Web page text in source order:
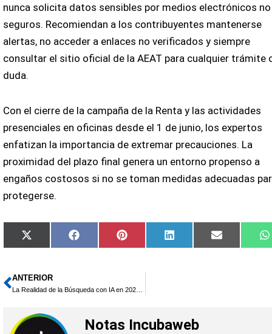
nunca solicita datos sensibles por medios electrónicos no
seguros. Recomiendan a los contribuyentes mantenerse
alertas, no acceder a enlaces no verificados y siempre
consultar el sitio oficial de la AEAT para cualquier trámite
duda.
Con el cierre de la campaña de la Renta y las actividades
presenciales en oficinas desde el 1 de junio, los expertos
enfatizan la importancia de extremar precauciones. La
proximidad del plazo final genera un entorno propenso a
engaños costosos si no se toman medidas adecuadas
protegerse.
Compartir
en
X
(Twitter)
Compartir
en
Facebook Compartir
en
Pinterest Compartir
en
LinkedIn
Compartir
en
Email
Ant
ANTERIOR
La Realidad de la Búsqueda con IA en 2026: Análisis de Millones de Prompts con Brand Radar
Notas Incubaweb